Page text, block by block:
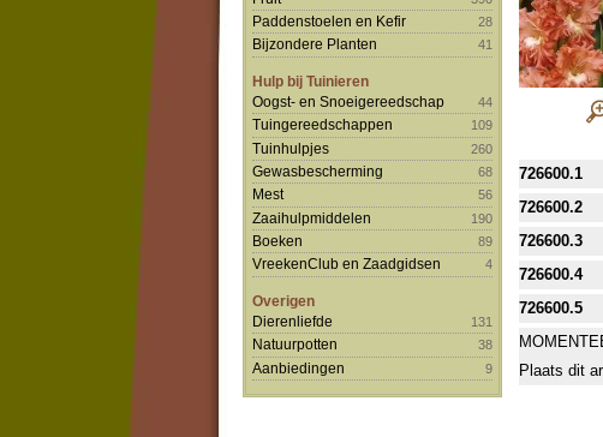
Paddenstoelen en Kefir 28
Bijzondere Planten 41
Hulp bij Tuinieren
Oogst- en Snoeigereedschap
44
Tuingereedschappen 109
Tuinhulpjes 260
Gewasbescherming 68
Mest 56
Zaaihulpmiddelen 190
Boeken 89
VreekenClub en Zaadgidsen 4
Overigen
Dierenliefde
131
Natuurpotten 38
Aanbiedingen 9
726600.1
726600.2
726600.3
726600.4
726600.5
Plaats dit